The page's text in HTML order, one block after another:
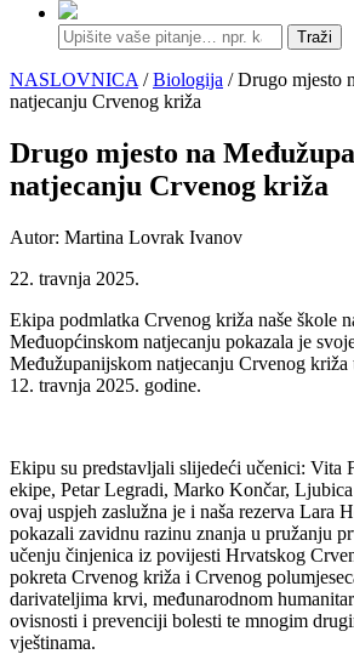
Traži
NASLOVNICA /Biologija / Drugo mjesto
natjecanju Crvenog križa
Drugo mjesto na
natjecanju Crvenog križa
Autor: Martina Lovrak Ivanov
22. travnja 2025.
Ekipa podmlatka Crvenog križa naše škole
Međuopćinskom natjecanju pokazala je
Međužupanijskom natjecanju Crvenog
12. travnja 2025. godine.
Ekipu su predstavljali slijedeći učenici: Vita
ekipe, Petar Legradi, Marko Končar,
ovaj uspjeh zaslužna je i naša rezerva Lara
pokazali zavidnu razinu znanja u pružanju
učenju činjenica iz povijesti Hrvatskog
pokreta Crvenog križa i Crvenog
darivateljima krvi, međunarodnom
ovisnosti i prevenciji bolesti te mnogim
vještinama.